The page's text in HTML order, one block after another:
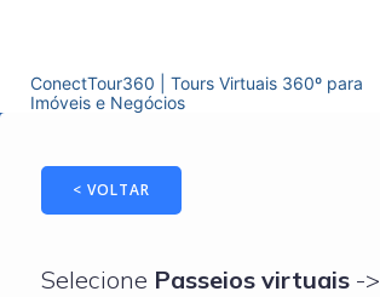
Conteúdo
ConectTour360 | Tours Virtuais 360º para
Imóveis e Negócios
< VOLTAR
Selecione Passeios virtuais ->